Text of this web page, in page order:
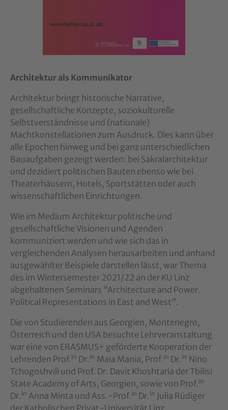
Architektur als Kommunikator
Architektur bringt historische Narrative,
gesellschaftliche Konzepte, soziokulturelle
Selbstverständnisse und (nationale)
Machtkonstellationen zum Ausdruck. Dies kann über
alle Epochen hinweg und bei ganz unterschiedlichen
Bauaufgaben gezeigt werden: bei Sakralarchitektur
und dezidiert politischen Bauten ebenso wie bei
Theaterhäusern, Hotels, Sportstätten oder auch
wissenschaftlichen Einrichtungen.
Wie im Medium Architektur politische und
gesellschaftliche Visionen und Agenden
kommuniziert werden und wie sich das in
vergleichenden Analysen herausarbeiten und anhand
ausgewählter Beispiele darstellen lässt, war Thema
des im Wintersemester 2021/22 an der KU Linz
abgehaltenen Seminars "Architecture and Power.
Political Representations in East and West".
Die von Studierenden aus Georgien, Montenegro,
Österreich und den USA besuchte Lehrveranstaltung
war eine von ERASMUS+ geförderte Kooperation der
Lehrenden Prof. in Dr. in Maia Mania, Prof. in Dr. in Nino
Tchogoshvili und Prof. Dr. Davit Khoshtaria der Tbilisi
State Academy of Arts, Georgien, sowie von Prof. in
Dr. in Anna Minta und Ass.-Prof. in Dr. in Julia Rüdiger
der Katholischen Privat-Universität Linz.